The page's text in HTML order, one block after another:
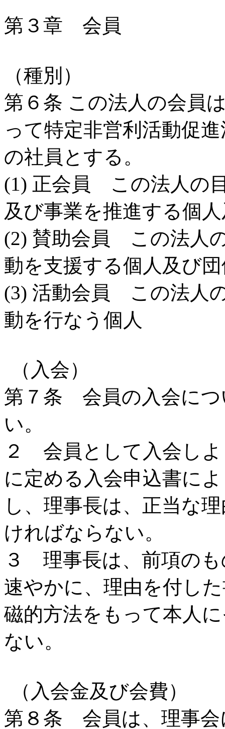
第３章 会員
（種別）
第６条 この法人の会員
って特定非営利活動促
の社員とする。
(1) 正会員 この法人の
及び事業を推進する個
(2) 賛助会員 この法人
動を支援する個人及び
(3) 活動会員 この法人
動を行なう個人
（入会）
第７条 会員の入会につ
い。
２ 会員として入会し
に定める入会申込書に
し、理事長は、正当な
ければならない。
３ 理事長は、前項の
速やかに、理由を付し
磁的方法をもって本人
ない。
（入会金及び会費）
第８条 会員は、理事会